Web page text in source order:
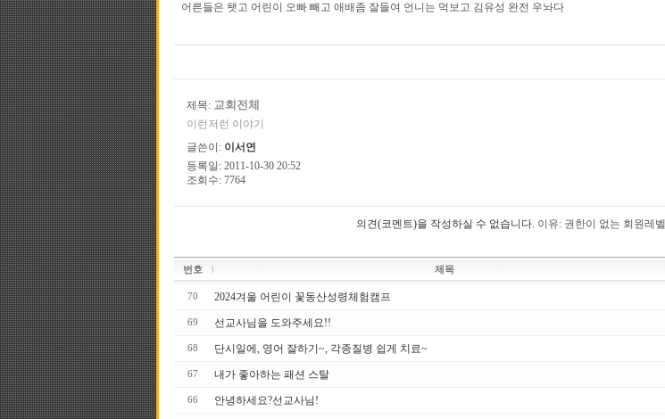
어른들은 됏고 어린이 오빠 빼고 애배좀 잘들여 언니는 먹보고 김유성 완전 우놔다
제목: 교회전체
이런저런 이야기
글쓴이: 이서연
등록일: 2011-10-30 20:52
조회수: 7764
의견(코멘트)을 작성하실 수 없습니다. 이유: 권한이 없는 회원레벨
번호 제목
70 2024겨울 어린이 꽃동산성령체험캠프
69 선교사님을 도와주세요!!
68 단시일에, 영어 잘하기~, 각종질병 쉽게 치료~
67 내가 좋아하는 패션 스탈
66 안녕하세요?선교사님!